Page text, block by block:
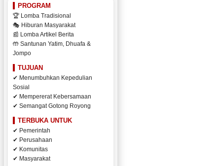
PROGRAM
🏆 Lomba Tradisional
🎭 Hiburan Masyarakat
📰 Lomba Artikel Berita
🤲 Santunan Yatim, Dhuafa &
Jompo
TUJUAN
✔ Menumbuhkan Kepedulian
Sosial
✔ Mempererat Kebersamaan
✔ Semangat Gotong Royong
TERBUKA UNTUK
✔ Pemerintah
✔ Perusahaan
✔ Komunitas
✔ Masyarakat